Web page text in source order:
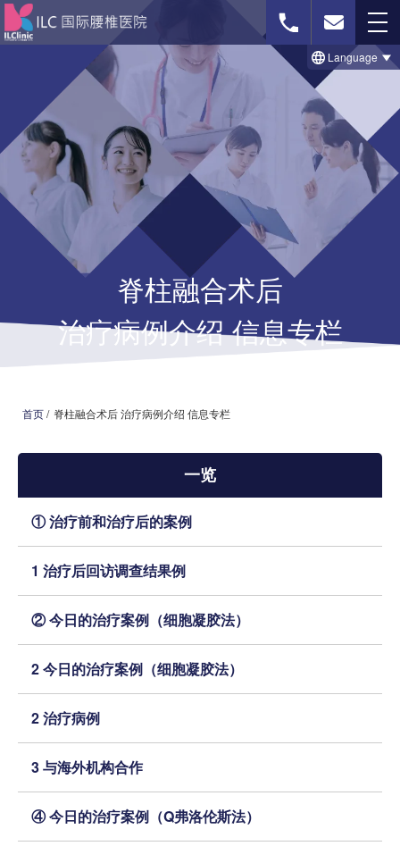
免费影像诊断 联系我们
治療のビフォー＆アフター事例
セルゲル法について
脊柱菅狭窄症の治療法
椎間板ヘルニアの治療法
本院治疗介绍
医院介绍
就诊指南
来院路线
治疗病例介绍 信息专栏
Language
脊柱融合术后
治疗病例介绍 信息专栏
首页/ 脊柱融合术后 治疗病例介绍 信息专栏
一览
① 治疗前和治疗后的案例
1 治疗后回访调查结果例
② 今日的治疗案例（细胞凝胶法）
2 今日的治疗案例（细胞凝胶法）
2 治疗病例
3 与海外机构合作
④ 今日的治疗案例（Q弗洛伦斯法）